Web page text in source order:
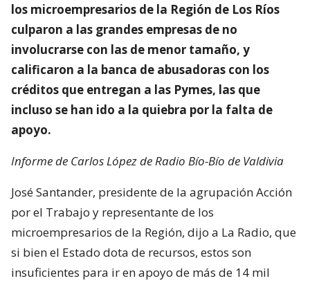
los microempresarios de la Región de Los Ríos
culparon a las grandes empresas de no
involucrarse con las de menor tamaño, y
calificaron a la banca de abusadoras con los
créditos que entregan a las Pymes, las que
incluso se han ido a la quiebra por la falta de
apoyo.
Informe de Carlos López de Radio Bío-Bío de Valdivia
José Santander, presidente de la agrupación Acción
por el Trabajo y representante de los
microempresarios de la Región, dijo a La Radio, que
si bien el Estado dota de recursos, estos son
insuficientes para ir en apoyo de más de 14 mil